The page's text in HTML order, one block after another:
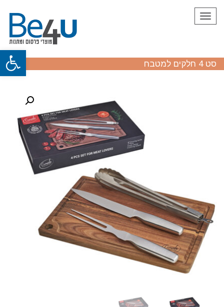
תפריט
סט 4 חלקים למטבח